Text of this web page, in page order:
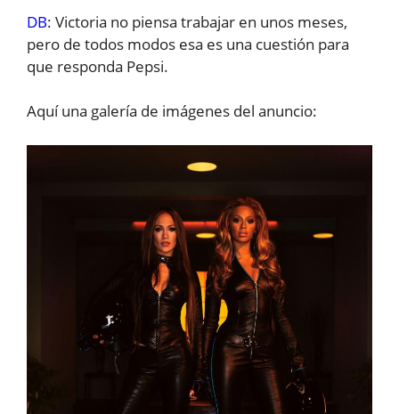
DB: Victoria no piensa trabajar en unos meses,
pero de todos modos esa es una cuestión para
que responda Pepsi.
Aquí una galería de imágenes del anuncio: